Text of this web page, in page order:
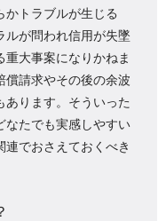
かトラブルが生じる
ルが問われ信用が失墜
大事案になりかねま
償請求やその後の余波
あります。そういった
なたでも実感しやすい
でおさえておくべき